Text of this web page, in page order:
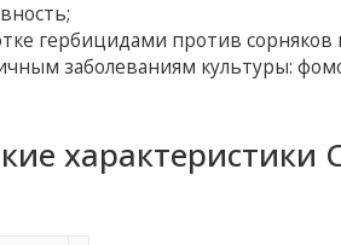
гербицидами против
заболеваниям культуры: